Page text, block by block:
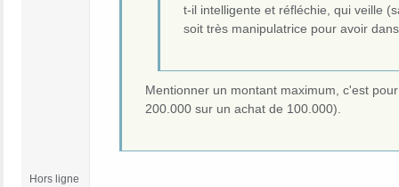
t-il intelligente et réfléchie, qui veille
soit très manipulatrice pour avoir
Mentionner un montant maximum, c'est
200.000 sur un achat de 100.000).
Hors ligne